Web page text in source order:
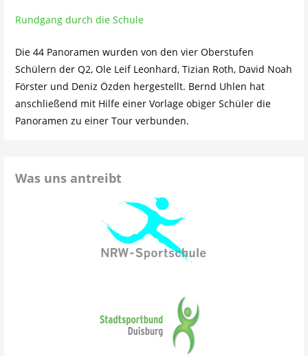
Rundgang durch die Schule
Die 44 Panoramen wurden von den vier Oberstufen
Schülern der Q2, Ole Leif Leonhard, Tizian Roth, David Noah
Förster und Deniz Özden hergestellt. Bernd Uhlen hat
anschließend mit Hilfe einer Vorlage obiger Schüler die
Panoramen zu einer Tour verbunden.
Was uns antreibt